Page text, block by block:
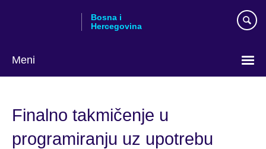
Bosna i
Hercegovina
Meni
language
Finalno takmičenje u
programiranju uz upotrebu